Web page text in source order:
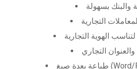
والبنك بسهولة
التجارية
الهوية التجارية
التجاري